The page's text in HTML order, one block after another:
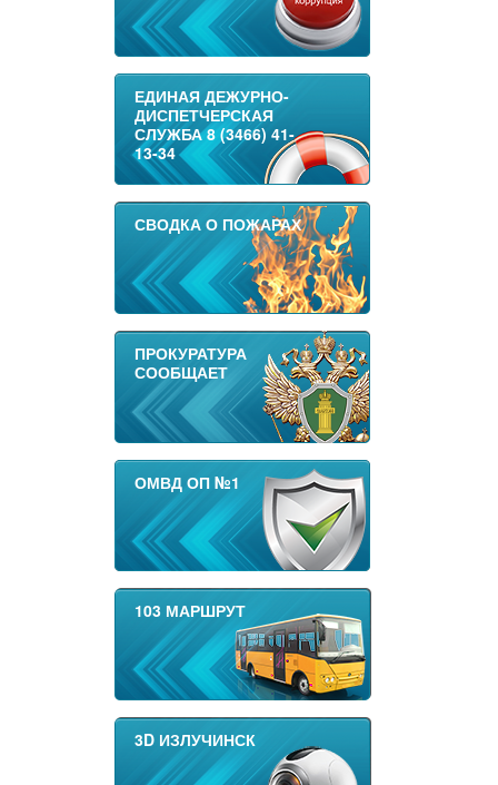
ЕДИНАЯ ДЕЖУРНО-
ДИСПЕТЧЕРСКАЯ
СЛУЖБА 8 (3466) 41-
13-34
СВОДКА О ПОЖАРАХ
ПРОКУРАТУРА
СООБЩАЕТ
ОМВД ОП №1
103 МАРШРУТ
3D ИЗЛУЧИНСК